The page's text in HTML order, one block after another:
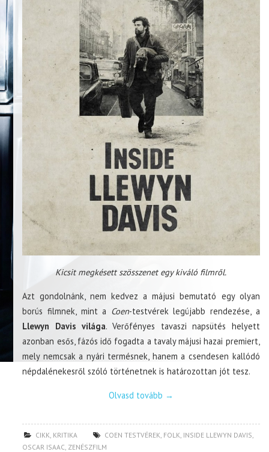
Kicsit megkésett szösszenet egy kiváló filmről.
Azt gondolnánk, nem kedvez a májusi bemutató egy olyan
borús filmnek, mint a Coen-testvérek legújabb rendezése, a
Llewyn Davis világa. Verőfényes tavaszi napsütés helyett
azonban esős, fázós idő fogadta a tavaly májusi hazai premiert,
mely nemcsak a nyári termésnek, hanem a csendesen kallódó
népdalénekesről szóló történetnek is határozottan jót tesz.
Olvasd tovább →
CIKK, KRITIKA COEN TESTVÉREK, FOLK, INSIDE LLEWYN DAVIS,
OSCAR ISAAC, ZENÉSZFILM